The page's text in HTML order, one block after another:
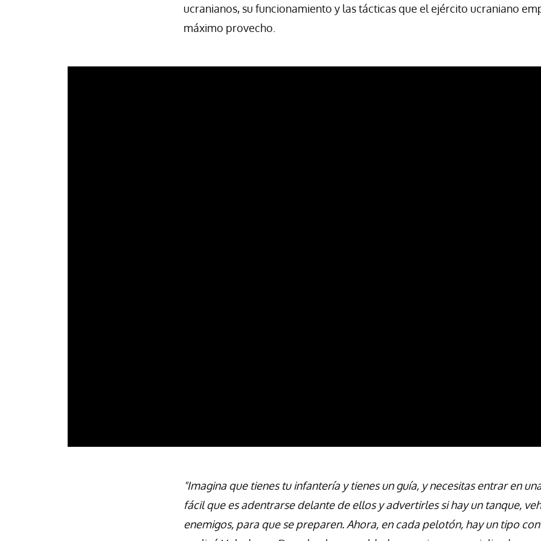
ucranianos, su funcionamiento y las tácticas que el ejército ucraniano
máximo provecho.
"Imagina que tienes tu infantería y tienes un guía, y necesitas entrar en
fácil que es adentrarse delante de ellos y advertirles si hay un tanque,
enemigos, para que se preparen. Ahora, en cada pelotón, hay un tipo